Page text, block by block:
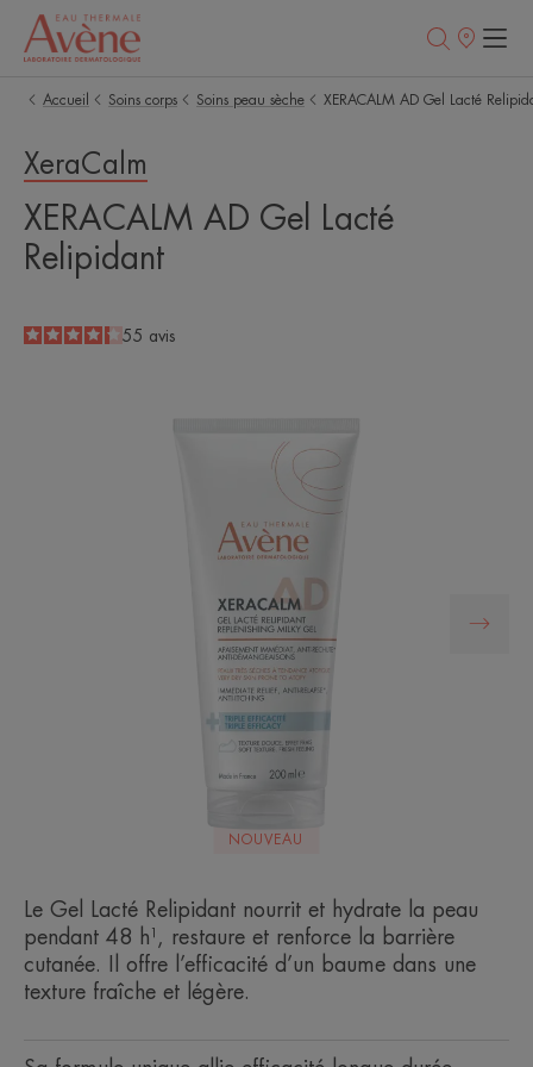
Points
Accueil
Soins corps Soins peau sèche XERACALM AD Gel Lacté
XeraCalm
XERACALM AD Gel Lacté
Relipidant
4.2
/
5
55 avis
NOUVEAU
Le Gel Lacté Relipidant nourrit et hydrate la peau
pendant 48 h¹, restaure et renforce la barrière
cutanée. Il offre l’efficacité d’un baume dans une
texture fraîche et légère.